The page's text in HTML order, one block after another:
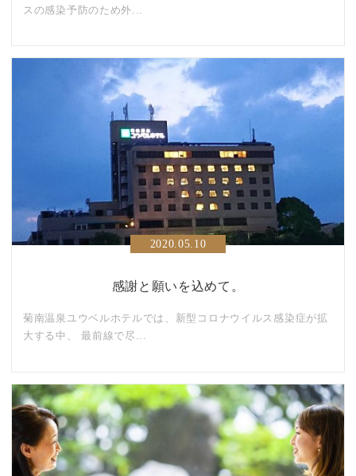
スの感染予防のため外...
感謝と願いを込めて。
2020.05.10
菊南温泉ユウベルホテルでは、新型コロナウイルス感染症が拡
大する中、 最前線で尽...